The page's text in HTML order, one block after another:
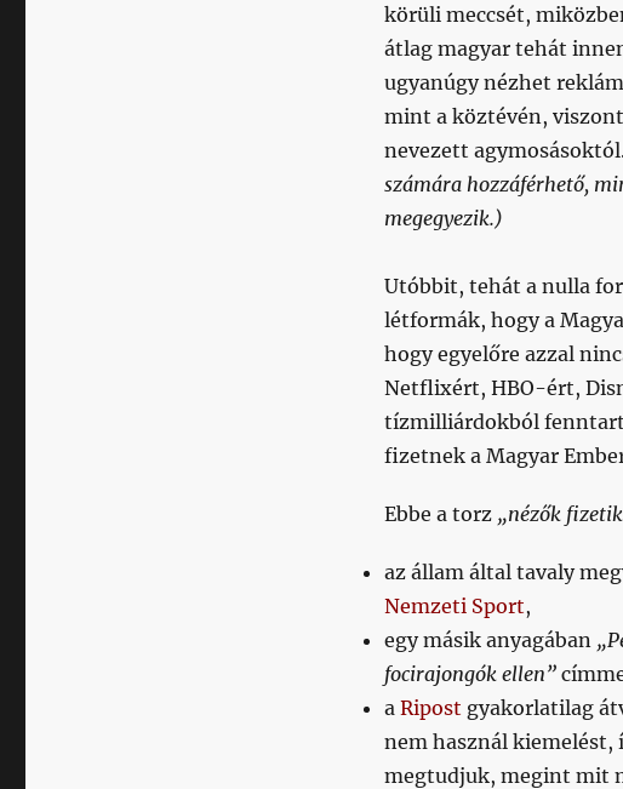
körüli meccsét,
átlag magyar tehát
ugyanúgy nézhet
mint a köztévén,
nevezett
számára hozzáférhető,
megegyezik.)
Utóbbit, tehát a nulla
létformák, hogy a
hogy egyelőre azzal
Netflixért, HBO-ért,
tízmilliárdokból
fizetnek a Magyar
Ebbe a torz „nézők
az állam által tavaly
Nemzeti Sport,
egy másik anyagában
focirajongók ellen”
a Ripost gyakorlatilag
nem használ kiemelést,
megtudjuk, megint mit